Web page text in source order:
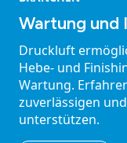
Wartung und
Druckluft
Hebe- und
Wartung.
zuverlässigen
unterstützen.